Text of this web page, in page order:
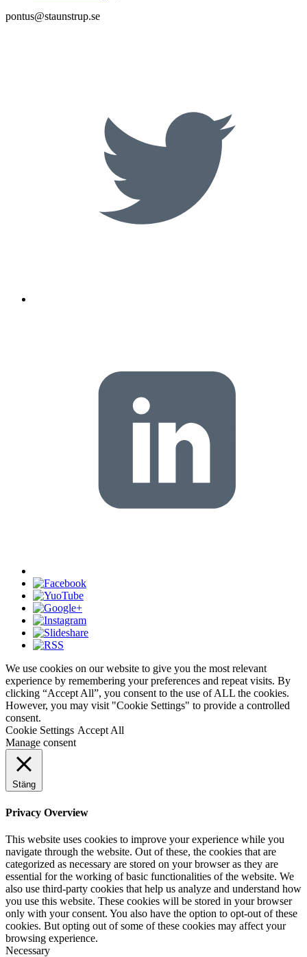
pontus@staunstrup.se
We use cookies on our website to give you the most relevant
experience by remembering your preferences and repeat visits. By
clicking “Accept All”, you consent to the use of ALL the cookies.
However, you may visit "Cookie Settings" to provide a controlled
consent.
Cookie Settings Accept All
Manage consent
Stäng
Privacy Overview
This website uses cookies to improve your experience while you
navigate through the website. Out of these, the cookies that are
categorized as necessary are stored on your browser as they are
essential for the working of basic functionalities of the website. We
also use third-party cookies that help us analyze and understand how
you use this website. These cookies will be stored in your browser
only with your consent. You also have the option to opt-out of these
cookies. But opting out of some of these cookies may affect your
browsing experience.
Necessary